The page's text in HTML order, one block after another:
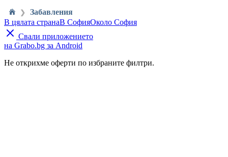
❯
Забавления
В цялата странаВ СофияОколо София
Свали приложението
на Grabo.bg за Android
Не открихме оферти по избраните филтри.